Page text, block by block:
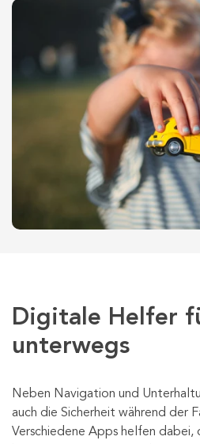
Digitale Helfer
unterwegs
Neben Navigation und
auch die Sicherheit während der
Verschiedene Apps helfen dabei,